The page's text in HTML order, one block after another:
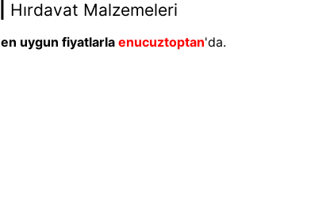
Hırdavat Malzemeleri
en uygun fiyatlarla enucuztoptan'da.